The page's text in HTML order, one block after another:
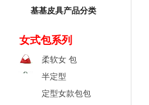
基基皮具产品分类
女式包系列
柔软女 包
半定型
定型女款包包